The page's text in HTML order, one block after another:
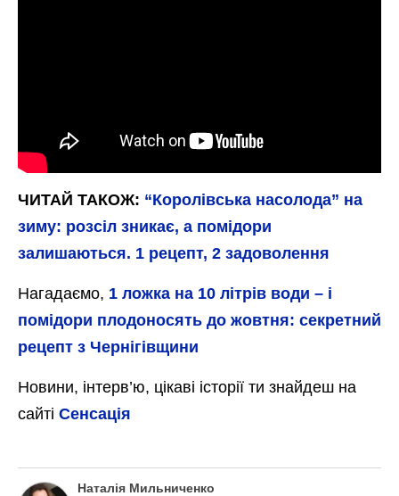
ЧИТАЙ ТАКОЖ: “Королівська насолода” на
зиму: розсіл зникає, а помідори
залишаються. 1 рецепт, 2 задоволення
Нагадаємо, 1 ложка на 10 літрів води – і
помідори плодоносять до жовтня: секретний
рецепт з Чернігівщини
Новини, інтерв’ю, цікаві історії ти знайдеш на
сайті Сенсація
Наталія Мильниченко